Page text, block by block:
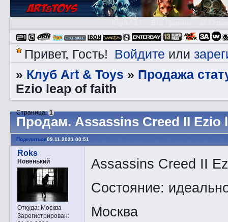
Привет, Гость! Войдите или
» Клуб Art & Toys » Продажа
Ezio leap of faith
Прoдам. Assassins Creed II Ezio
Страница:1
Поделиться09.11.2021 00:51
Roks
Новенький
Откуда:Москва
Зарегистрирован:
Assassins Creed II
Состояние:
Москва